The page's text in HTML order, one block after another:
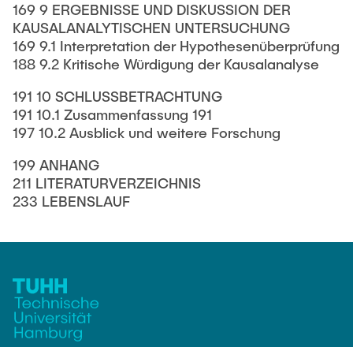
169 9 ERGEBNISSE UND DISKUSSION DER
KAUSALANALYTISCHEN UNTERSUCHUNG
169 9.1 Interpretation der Hypothesenüberprüfung
188 9.2 Kritische Würdigung der Kausalanalyse
191 10 SCHLUSSBETRACHTUNG
191 10.1 Zusammenfassung 191
197 10.2 Ausblick und weitere Forschung
199 ANHANG
211 LITERATURVERZEICHNIS
233 LEBENSLAUF